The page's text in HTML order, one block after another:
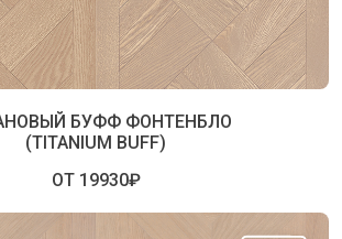
БУФФ ФОНТЕНБЛО
(TITANIUM BUFF)
ОТ 19930₽